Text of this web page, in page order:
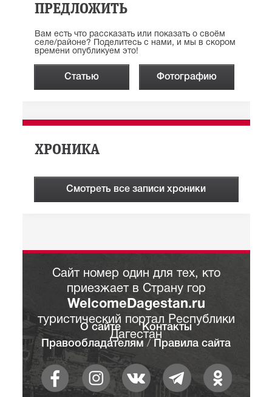
ПРЕДЛОЖИТЬ
Вам есть что рассказать или показать о своём
селе/районе? Поделитесь с нами, и мы в скором
времени опубликуем это!
Статью Фотографию
ХРОНИКА
Смотреть все записи хроники
Сайт номер один для тех, кто
приезжает в Страну гор
WelcomeDagestan.ru
туристический портал Республики
Дагестан
О сайте
Контакты
Правообладателям / Правила сайта